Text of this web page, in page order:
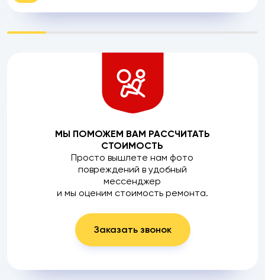
МЫ ПОМОЖЕМ ВАМ РАССЧИТАТЬ
СТОИМОСТЬ
Просто вышлете нам фото
повреждений в удобный
мессенджер
и мы оценим стоимость ремонта.
Заказать звонок